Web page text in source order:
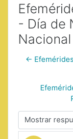
- Día de
Nacional
←
Mostrar modo